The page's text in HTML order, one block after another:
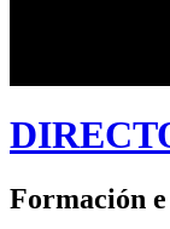
Formación